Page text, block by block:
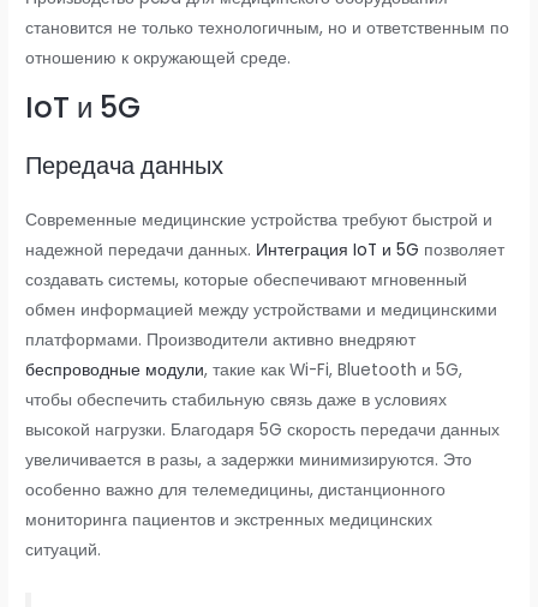
становится не только технологичным, но и ответственным по
отношению к окружающей среде.
IoT и 5G
Передача данных
Современные медицинские устройства требуют быстрой и
надежной передачи данных. Интеграция IoT и 5G позволяет
создавать системы, которые обеспечивают мгновенный
обмен информацией между устройствами и медицинскими
платформами. Производители активно внедряют
беспроводные модули, такие как Wi-Fi, Bluetooth и 5G,
чтобы обеспечить стабильную связь даже в условиях
высокой нагрузки. Благодаря 5G скорость передачи данных
увеличивается в разы, а задержки минимизируются. Это
особенно важно для телемедицины, дистанционного
мониторинга пациентов и экстренных медицинских
ситуаций.